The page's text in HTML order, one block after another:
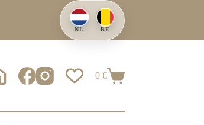
NL BE
Winkelwagen
0 €